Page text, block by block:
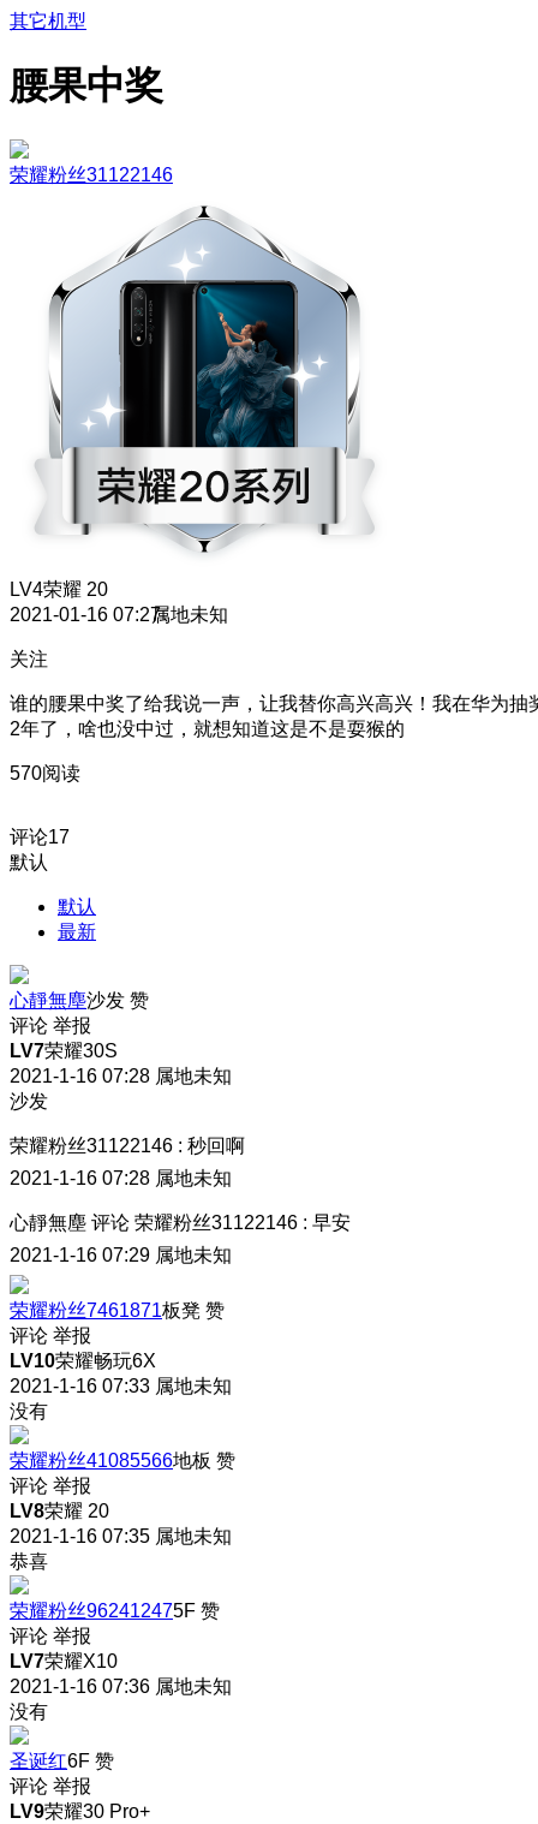
其它机型
腰果中奖
荣耀粉丝31122146
LV4荣耀 20
2021-01-16 07:27属地未知
关注
谁的腰果中奖了给我说一声，让我替你高兴高兴！我在华为抽
2年了，啥也没中过，就想知道这是不是耍猴的
570阅读
评论17
默认
默认
最新
心靜無塵沙发 赞
评论 举报
LV7荣耀30S
2021-1-16 07:28 属地未知
沙发
荣耀粉丝31122146 : 秒回啊
2021-1-16 07:28 属地未知
心靜無塵 评论 荣耀粉丝31122146 : 早安
2021-1-16 07:29 属地未知
荣耀粉丝7461871板凳 赞
评论 举报
LV10荣耀畅玩6X
2021-1-16 07:33 属地未知
没有
荣耀粉丝41085566地板 赞
评论 举报
LV8荣耀 20
2021-1-16 07:35 属地未知
恭喜
荣耀粉丝962412475F 赞
评论 举报
LV7荣耀X10
2021-1-16 07:36 属地未知
没有
圣诞红6F 赞
评论 举报
LV9荣耀30 Pro+